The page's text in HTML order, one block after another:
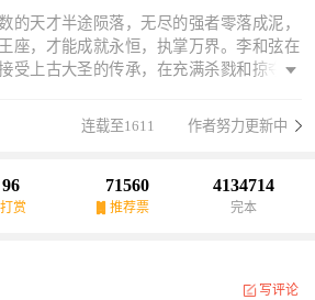
的天才半途陨落，无尽的强者零落成泥，
座，才能成就永恒，执掌万界。李和弦在
受上古大圣的传承，在充满杀戮和掠夺的
连载至1611 作者努力更新中
96
打赏
71560
推荐票
4134714
完本
写评论